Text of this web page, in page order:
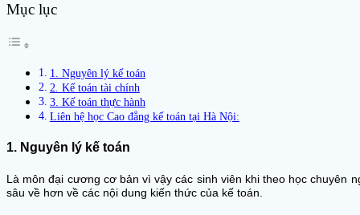
Mục lục
1. Nguyên lý kế toán
2. Kế toán tài chính
3. Kế toán thực hành
Liên hệ học Cao đẳng kế toán tại Hà Nội:
1. Nguyên lý kế toán
Là môn đại cương cơ bản vì vậy các sinh viên khi theo học chuyên
sâu về hơn về các nội dung kiến thức của kế toán.